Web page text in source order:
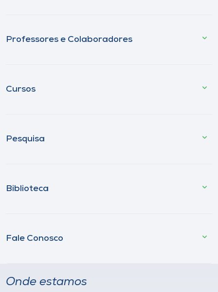
Professores e Colaboradores
Cursos
Pesquisa
Biblioteca
Fale Conosco
Onde estamos